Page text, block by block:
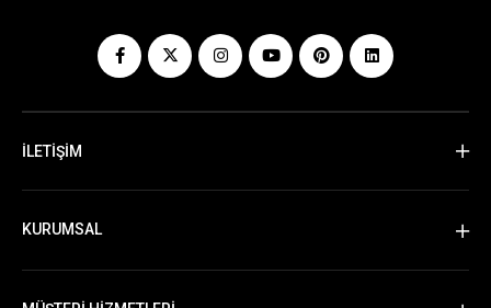
İLETİŞİM
KURUMSAL